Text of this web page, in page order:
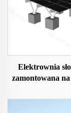
Elektrownia
zamontowana